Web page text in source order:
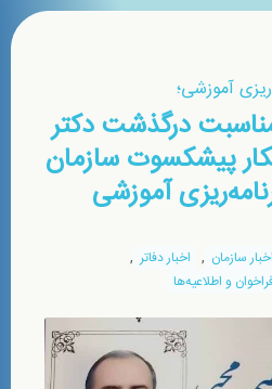
آموزشی؛
درگذشت دکتر
پیشکسوت سازمان
آموزشی
اخبار سازمان , اخبار دفاتر ,
و اطلاعیه‌ها